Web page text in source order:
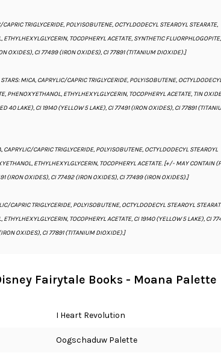
TRIGLYCERIDE, POLYISOBUTENE, OCTYLDODECYL STEAROYL STEARATE,
TOCOPHERYL ACETATE, SYNTHETIC
OXIDES), CI 77499 (IRON OXIDES), CI 77891 (TITANIUM DIOXIDE).]
MICA, CAPRYLIC/CAPRIC TRIGLYCERIDE, POLYISOBUTENE,
PHENOXYETHANOL, ETHYLHEXYLGLYCERIN, TOCOPHERYL ACETATE, TIN
40 LAKE), CI 19140 (YELLOW 5 LAKE), CI 77491 (IRON OXIDES), CI 77891
CAPRYLIC/CAPRIC TRIGLYCERIDE, POLYISOBUTENE, OCTYLDODECYL STEAROYL
ETHYLHEXYLGLYCERIN, TOCOPHERYL ACETATE. [+/- MAY CONTAIN
(IRON OXIDES), CI 77492 (IRON OXIDES), CI 77499 (IRON OXIDES).]
CAPRIC TRIGLYCERIDE, POLYISOBUTENE, OCTYLDODECYL STEAROYL
TOCOPHERYL ACETATE, CI 19140 (YELLOW 5 LAKE), CI
OXIDES), CI 77891 (TITANIUM DIOXIDE).]
Fairytale Books - Moana Palette
I Heart Revolution
Oogschaduw Palette